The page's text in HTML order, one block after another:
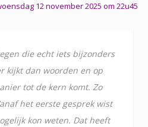
12 november 2025 om 22u45
die echt iets bijzonders
kijkt dan woorden en op
tot de kern komt. Zo
het eerste gesprek wist
kon weten. Dat heeft